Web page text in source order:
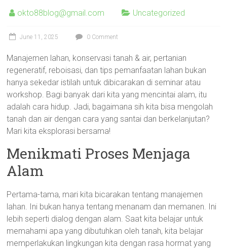
okto88blog@gmail.com Uncategorized
June 11, 2025 0 Comment
Manajemen lahan, konservasi tanah & air, pertanian
regeneratif, reboisasi, dan tips pemanfaatan lahan bukan
hanya sekedar istilah untuk dibicarakan di seminar atau
workshop. Bagi banyak dari kita yang mencintai alam, itu
adalah cara hidup. Jadi, bagaimana sih kita bisa mengolah
tanah dan air dengan cara yang santai dan berkelanjutan?
Mari kita eksplorasi bersama!
Menikmati Proses Menjaga
Alam
Pertama-tama, mari kita bicarakan tentang manajemen
lahan. Ini bukan hanya tentang menanam dan memanen. Ini
lebih seperti dialog dengan alam. Saat kita belajar untuk
memahami apa yang dibutuhkan oleh tanah, kita belajar
memperlakukan lingkungan kita dengan rasa hormat yang